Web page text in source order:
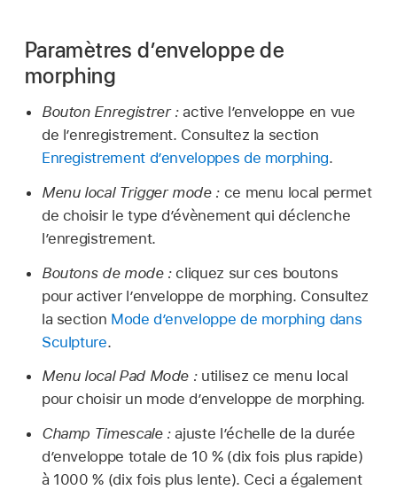
Paramètres d’enveloppe de
morphing
Bouton Enregistrer :active l’enveloppe en vue
de l’enregistrement. Consultez la section
Enregistrement d’enveloppes de morphing.
Menu local Trigger mode :ce menu local permet
de choisir le type d’évènement qui déclenche
l’enregistrement.
Boutons de mode :cliquez sur ces boutons
pour activer l’enveloppe de morphing. Consultez
la section Mode d’enveloppe de morphing dans
Sculpture.
Menu local Pad Mode :utilisez ce menu local
pour choisir un mode d’enveloppe de morphing.
Champ Timescale :ajuste l’échelle de la durée
d’enveloppe totale de 10 % (dix fois plus rapide)
à 1000 % (dix fois plus lente). Ceci a également